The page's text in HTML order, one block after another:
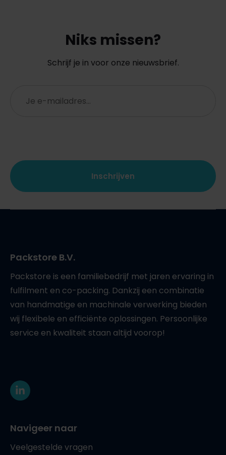
Niks missen?
Schrijf je in voor onze nieuwsbrief.
mailadres
Packstore B.V.
Packstore is een familiebedrijf met jaren ervaring in
fulfilment en co-packing. Dankzij een combinatie
van handmatige en machinale verwerking bieden
wij flexibele en efficiënte oplossingen. Persoonlijke
service en kwaliteit staan altijd voorop!
Navigeer naar
Veelgestelde vragen